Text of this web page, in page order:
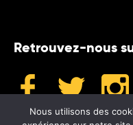
Retrouvez-nous
Nous utilisons des